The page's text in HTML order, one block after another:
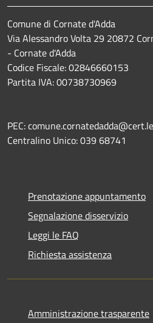
Comune di Cornate d'Adda
Via Alessandro Volta 29 20872
- Cornate d'Adda
Codice Fiscale: 02846660153
Partita IVA: 00738730969
PEC:
Centralino Unico: 039 68741
Prenotazione appuntamento
Segnalazione disservizio
Leggi le FAQ
Richiesta assistenza
Amministrazione trasparente